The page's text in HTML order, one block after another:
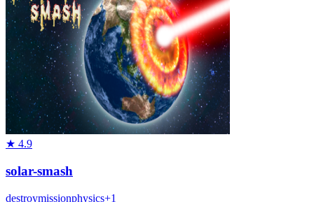
★ 4.9
solar-smash
destroymissionphysics+1